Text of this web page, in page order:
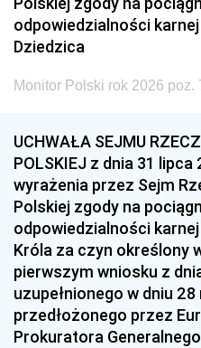
odpowiedzialności
Dziedzica
Monitor Polski rok 2026 poz.
UCHWAŁA SEJMU
POLSKIEJ z dnia 31
wyrażenia przez Sejm
Polskiej zgody na
odpowiedzialności
Króla za czyn określony
pierwszym wniosku z
uzupełnionego w dniu 28
przedłożonego przez
Prokuratora Generalnego